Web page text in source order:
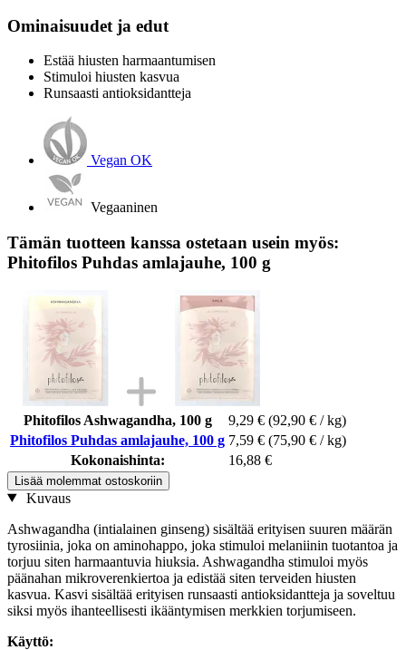
Ominaisuudet ja edut
Estää hiusten harmaantumisen
Stimuloi hiusten kasvua
Runsaasti antioksidantteja
Vegan OK
Vegaaninen
Tämän tuotteen kanssa ostetaan usein myös:
Phitofilos Puhdas amlajauhe, 100 g
Phitofilos Ashwagandha, 100 g 9,29 € (92,90 € / kg)
Phitofilos Puhdas amlajauhe, 100 g 7,59 € (75,90 € / kg)
Kokonaishinta:
16,88 €
Lisää molemmat ostoskoriin
Kuvaus
Ashwagandha (intialainen ginseng) sisältää erityisen suuren määrän
tyrosiinia, joka on aminohappo, joka stimuloi melaniinin tuotantoa ja
torjuu siten harmaantuvia hiuksia. Ashwagandha stimuloi myös
päänahan mikroverenkiertoa ja edistää siten terveiden hiusten
kasvua. Kasvi sisältää erityisen runsaasti antioksidantteja ja soveltuu
siksi myös ihanteellisesti ikääntymisen merkkien torjumiseen.
Käyttö: